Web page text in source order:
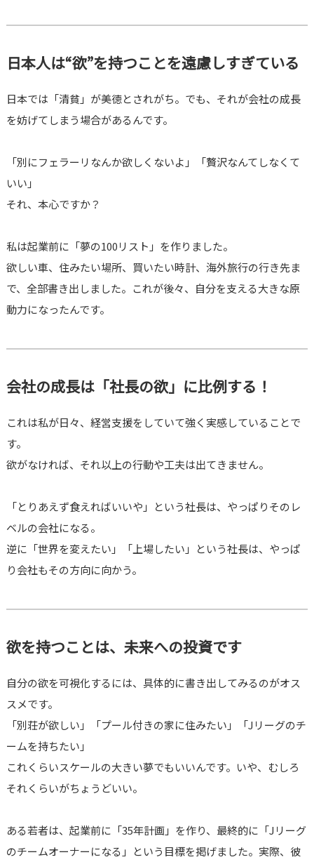
日本人は“欲”を持つことを遠慮しすぎている
日本では「清貧」が美徳とされがち。でも、それが会社の成長
を妨げてしまう場合があるんです。
「別にフェラーリなんか欲しくないよ」「贅沢なんてしなくて
いい」
それ、本心ですか？
私は起業前に「夢の100リスト」を作りました。
欲しい車、住みたい場所、買いたい時計、海外旅行の行き先ま
で、全部書き出しました。これが後々、自分を支える大きな原
動力になったんです。
会社の成長は「社長の欲」に比例する！
これは私が日々、経営支援をしていて強く実感していることで
す。
欲がなければ、それ以上の行動や工夫は出てきません。
「とりあえず食えればいいや」という社長は、やっぱりそのレ
ベルの会社になる。
逆に「世界を変えたい」「上場したい」という社長は、やっぱ
り会社もその方向に向かう。
欲を持つことは、未来への投資です
自分の欲を可視化するには、具体的に書き出してみるのがオス
スメです。
「別荘が欲しい」「プール付きの家に住みたい」「Jリーグのチ
ームを持ちたい」
これくらいスケールの大きい夢でもいいんです。いや、むしろ
それくらいがちょうどいい。
ある若者は、起業前に「35年計画」を作り、最終的に「Jリーグ
のチームオーナーになる」という目標を掲げました。実際、彼